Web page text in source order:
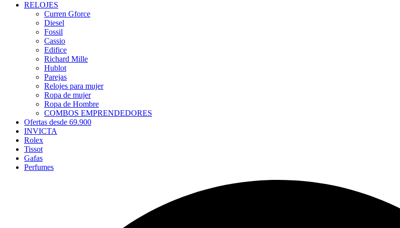
RELOJES
Curren Gforce
Diesel
Fossil
Cassio
Edifice
Richard Mille
Hublot
Parejas
Relojes para mujer
Ropa de mujer
Ropa de Hombre
COMBOS EMPRENDEDORES
Ofertas desde 69.900
INVICTA
Rolex
Tissot
Gafas
Perfumes